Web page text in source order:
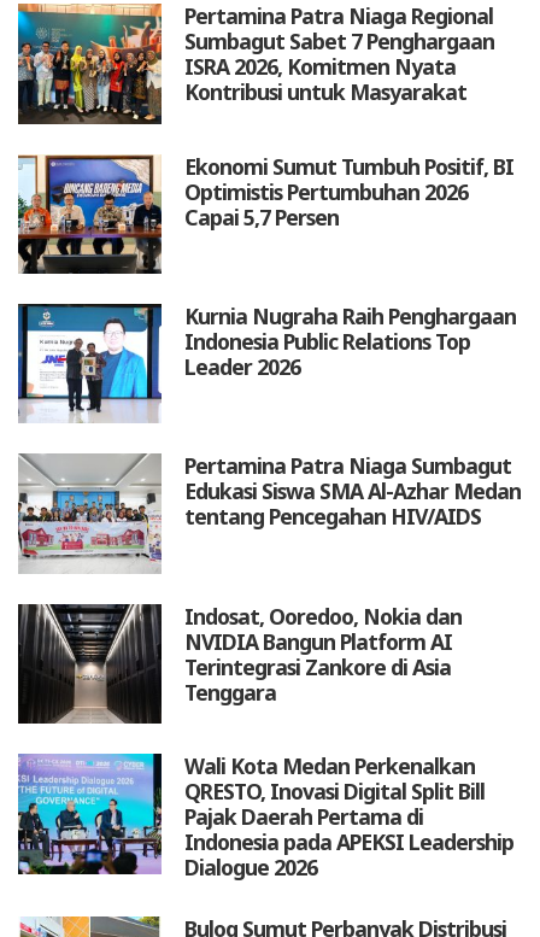
Pertamina Patra Niaga Regional
Sumbagut Sabet 7 Penghargaan
ISRA 2026, Komitmen Nyata
Kontribusi untuk Masyarakat
Ekonomi Sumut Tumbuh Positif, BI
Optimistis Pertumbuhan 2026
Capai 5,7 Persen
Kurnia Nugraha Raih Penghargaan
Indonesia Public Relations Top
Leader 2026
Pertamina Patra Niaga Sumbagut
Edukasi Siswa SMA Al-Azhar Medan
tentang Pencegahan HIV/AIDS
Indosat, Ooredoo, Nokia dan
NVIDIA Bangun Platform AI
Terintegrasi Zankore di Asia
Tenggara
Wali Kota Medan Perkenalkan
QRESTO, Inovasi Digital Split Bill
Pajak Daerah Pertama di
Indonesia pada APEKSI Leadership
Dialogue 2026
Bulog Sumut Perbanyak Distribusi